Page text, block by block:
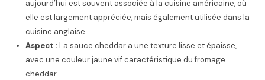
aujourd’hui est souvent associée à la cuisine américaine, où
elle est largement appréciée, mais également utilisée dans la
cuisine anglaise.
Aspect :La sauce cheddar a une texture lisse et épaisse,
avec une couleur jaune vif caractéristique du fromage
cheddar.